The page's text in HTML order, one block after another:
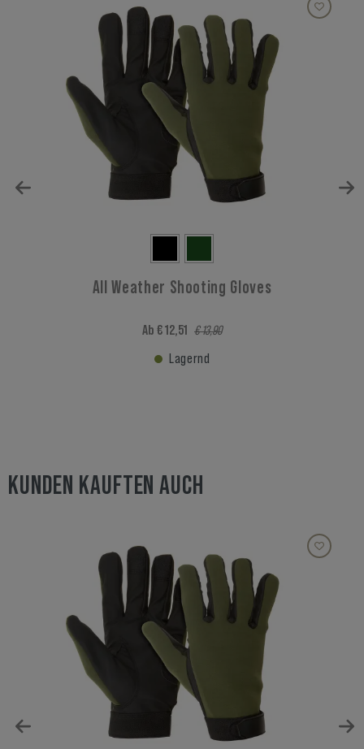
All Weather Shooting Gloves
Ab € 12,51 € 13,90
Lagernd
KUNDEN KAUFTEN AUCH